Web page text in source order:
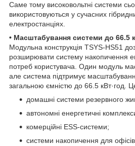
Саме тому високовольтні системи
використовуються у сучасних
електростанціях.
• Масштабування системи до 66.5
Модульна конструкція TSYS-HS51
розширювати систему накопичення
потреб користувача. Один модуль
але система підтримує
загальною ємністю до 66.5 кВт·год.
домашні системи резервного
автономні енергетичні
комерційні ESS-системи;
системи накопичення для